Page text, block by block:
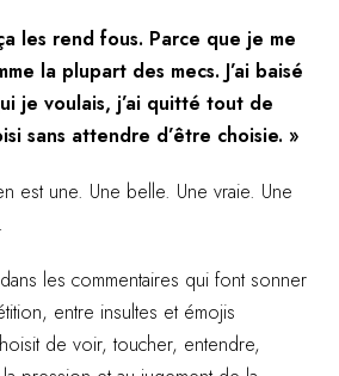
les rend fous. Parce que je me
la plupart des mecs. J’ai baisé
je voulais, j’ai quitté tout de
sans attendre d’être choisie. »
est une. Une belle. Une vraie. Une
les commentaires qui font sonner
entre insultes et émojis
de voir, toucher, entendre,